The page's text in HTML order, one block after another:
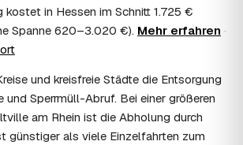
das möglich — etwa bei einer
im Rahmen von Sozialhilfe oder
Umzug. Wichtig: Den Antrag
schriftlich ein. AWL
die Entrümpler, entscheidet aber nicht
einen Entsorgungsnachweis?
kostet in Hessen im Schnitt 1.725 €
Spanne 620–3.020 €). Mehr erfahren ·
und kreisfreie Städte die Entsorgung
Sperrmüll-Abruf. Bei einer größeren
am Rhein ist die Abholung durch
günstiger als viele Einzelfahrten zum